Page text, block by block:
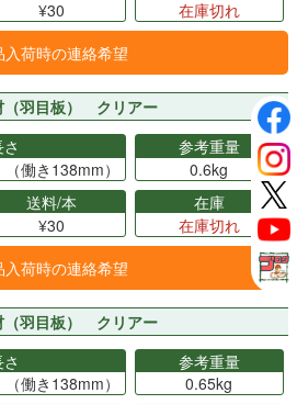
¥30
在庫切れ
入荷時の連絡希望
羽目板） クリアー
働き138mm）
参考重量
0.6kg
送料/本
¥30
在庫
在庫切れ
入荷時の連絡希望
羽目板） クリアー
働き138mm）
参考重量
0.65kg